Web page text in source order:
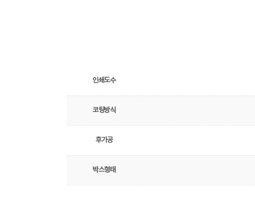
인쇄도수
코팅방식
후가공
박스형태